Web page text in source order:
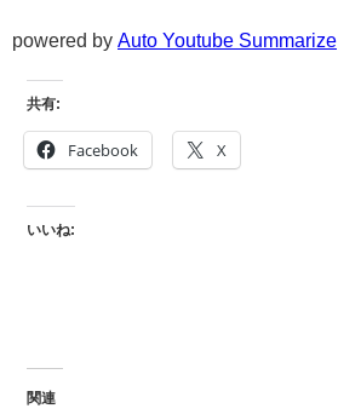
powered by Auto Youtube Summarize
共有:
Facebook X
いいね:
関連